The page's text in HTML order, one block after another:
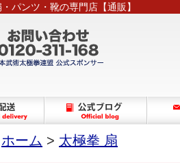
パンツ・靴の専門店【通販】
ホーム > 太極拳 扇